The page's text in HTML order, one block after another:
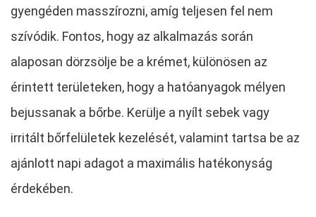
gyengéden masszírozni, amíg teljesen fel nem
szívódik. Fontos, hogy az alkalmazás során
alaposan dörzsölje be a krémet, különösen az
érintett területeken, hogy a hatóanyagok mélyen
bejussanak a bőrbe. Kerülje a nyílt sebek vagy
irritált bőrfelületek kezelését, valamint tartsa be az
ajánlott napi adagot a maximális hatékonyság
érdekében.